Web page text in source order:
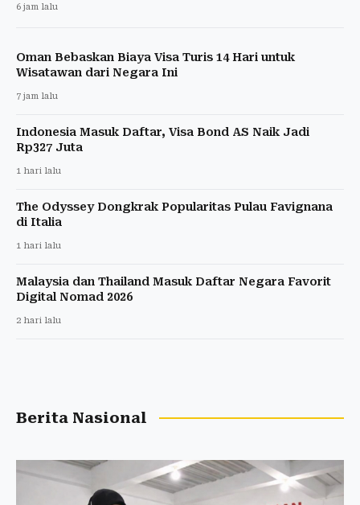
6 jam lalu
Oman Bebaskan Biaya Visa Turis 14 Hari untuk
Wisatawan dari Negara Ini
7 jam lalu
Indonesia Masuk Daftar, Visa Bond AS Naik Jadi
Rp327 Juta
1 hari lalu
The Odyssey Dongkrak Popularitas Pulau Favignana
di Italia
1 hari lalu
Malaysia dan Thailand Masuk Daftar Negara Favorit
Digital Nomad 2026
2 hari lalu
Berita Nasional